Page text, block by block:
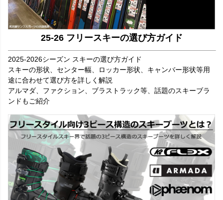
25-26 フリースキーの選び方ガイド
2025-2026シーズン スキーの選び方ガイド
スキーの形状、センター幅、ロッカー形状、キャンバー形状等用
途に合わせて選び方を詳しく解説
アルマダ、ファクション、ブラストラック等、話題のスキーブラ
ンドもご紹介